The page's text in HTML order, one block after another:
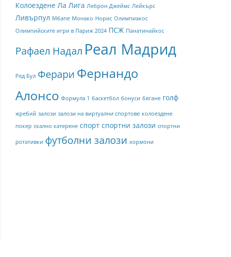
Колоездене Ла Лига Леброн Джеймс Лейкърс
Ливърпул Мбапе Монако Норис Олимпиакос
Олимпийските игри в Париж 2024 ПСЖ Панатинайкос
Рафаел Надал Реал Мадрид
Ред Бул Ферари Фернандо
Алонсо Формула 1 баскетбол бонуси бягане голф
жребий залози залози на виртуални спортове колоездене
покер скално катерене спорт спортни залози спортни
ротативки футболни залози хормони